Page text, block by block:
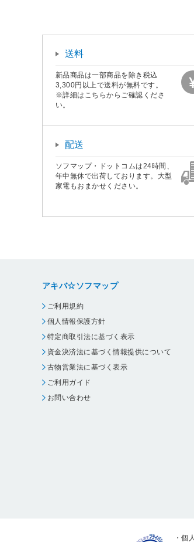
送料
新品商品は一部商品を除き税込
3,300円以上で送料が無料です。
※詳細はこちらからご確認くださ
い。
配送
ソフマップ・ドットコムは24時間、
年中無休で出荷しております。大型
家電もおまかせください。
アキバ☆ソフマップ
ご利用規約
個人情報保護方針
特定商取引法に基づく表示
資金決済法に基づく情報提供について
古物営業法に基づく表示
ご利用ガイド
お問い合わせ
・個